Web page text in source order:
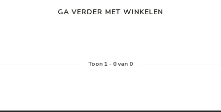
GA VERDER MET WINKELEN
Toon 1- 0van 0